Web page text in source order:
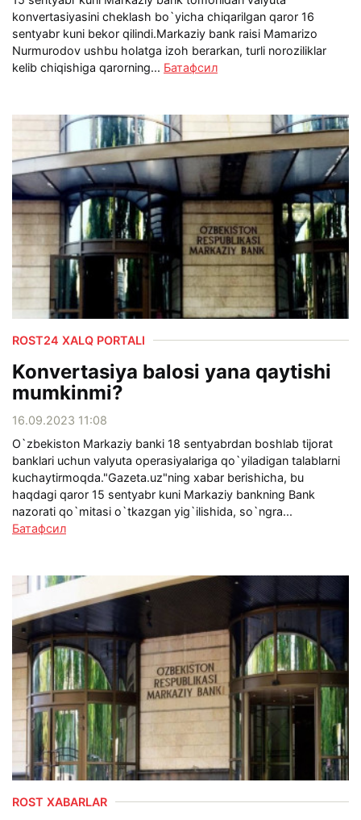
konvertasiyasini cheklash bo`yicha chiqarilgan qaror 16
sentyabr kuni bekor qilindi.Markaziy bank raisi Mamarizo
Nurmurodov ushbu holatga izoh berarkan, turli noroziliklar
kelib chiqishiga qarorning... Батафсил
ROST24 XALQ PORTALI
Konvertasiya balosi yana qaytishi
mumkinmi?
16.09.2023 11:08
O`zbekiston Markaziy banki 18 sentyabrdan boshlab tijorat
banklari uchun valyuta operasiyalariga qo`yiladigan talablarni
kuchaytirmoqda."Gazeta.uz"ning xabar berishicha, bu
haqdagi qaror 15 sentyabr kuni Markaziy bankning Bank
nazorati qo`mitasi o`tkazgan yig`ilishida, so`ngra...
Батафсил
ROST XABARLAR